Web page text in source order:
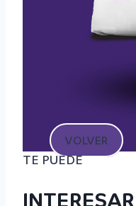
VOLVER
TE PUEDE
INTERESAR